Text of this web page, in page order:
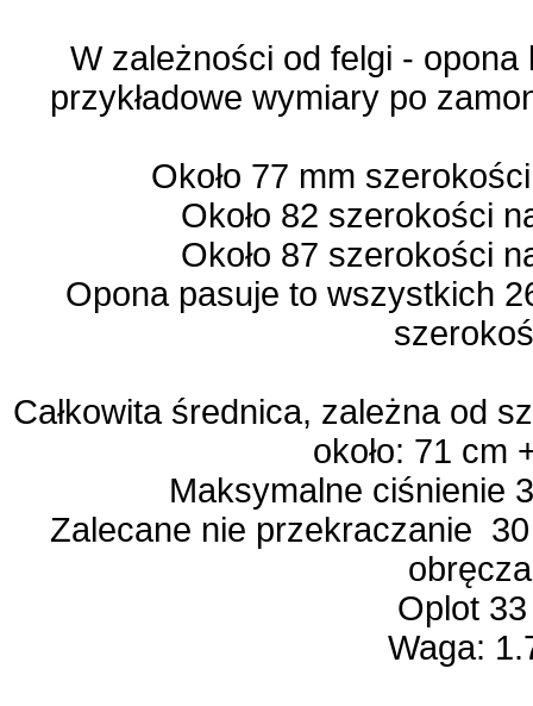
W zależności od felgi -
przykładowe wymiary po
Około 77 mm
Około 82 szerokości
Około 87 szerokości
Opona pasuje to wszystkich
Całkowita średnica, zależna od
około: 71 cm
Maksymalne ciśnienie
Zalecane nie przekraczanie
Oplot
Waga: